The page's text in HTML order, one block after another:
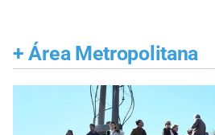
+ Área Metropolitana